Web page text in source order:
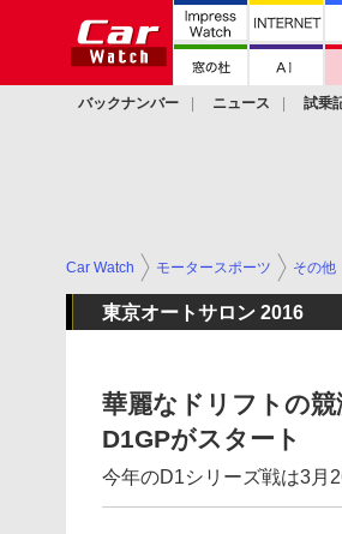
バックナンバー ニュース 試乗
Car Watch モータースポーツ その他
東京オートサロン 2016
華麗なドリフトの
D1GPがスタート
今年のD1シリーズ戦は3月